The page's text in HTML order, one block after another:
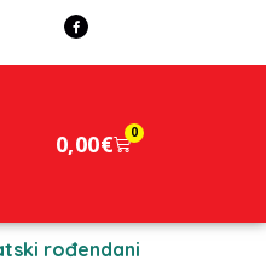
0,00€ 0
rođendani